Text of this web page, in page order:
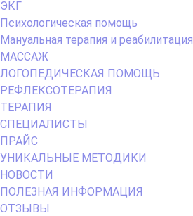
ЭКГ
Психологическая помощь
Мануальная терапия и реабилитация
МАССАЖ
ЛОГОПЕДИЧЕСКАЯ ПОМОЩЬ
РЕФЛЕКСОТЕРАПИЯ
ТЕРАПИЯ
СПЕЦИАЛИСТЫ
ПРАЙС
УНИКАЛЬНЫЕ МЕТОДИКИ
НОВОСТИ
ПОЛЕЗНАЯ ИНФОРМАЦИЯ
ОТЗЫВЫ